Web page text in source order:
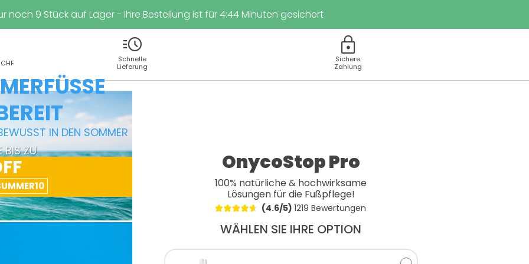
noch 9 Stück auf Lager - Ihre Bestellung ist für 4:43Minuten gesichert
Schnelle
Lieferung
acute
Sichere
Zahlung
lock
B
IN DEN SOMMER
BIS ZU
OnycoStop Pro
100% natürliche & hochwirksame
Lösungen für die Fußpflege!
(4.6/5)1219 Bewertungen
WÄHLEN SIE IHRE OPTION